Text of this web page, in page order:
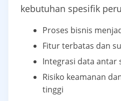
kebutuhan spesifik
Proses bisnis
Fitur terbatas dan
Integrasi data antar
Risiko keamanan
tinggi